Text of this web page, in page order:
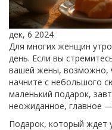
дек, 6 2024
Для многих женщин
день. Если вы
вашей жены, возможно,
начните с небольшого
маленький подарок,
неожиданное, главное
Подарок, который ждет